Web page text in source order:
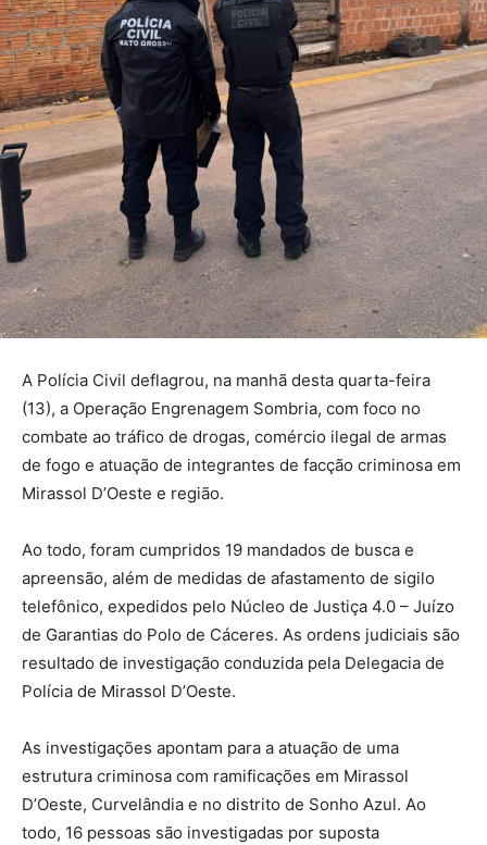
A Polícia Civil deflagrou, na manhã desta quarta-feira
(13), a Operação Engrenagem Sombria, com foco no
combate ao tráfico de drogas, comércio ilegal de armas
de fogo e atuação de integrantes de facção criminosa em
Mirassol D’Oeste e região.
Ao todo, foram cumpridos 19 mandados de busca e
apreensão, além de medidas de afastamento de sigilo
telefônico, expedidos pelo Núcleo de Justiça 4.0 – Juízo
de Garantias do Polo de Cáceres. As ordens judiciais são
resultado de investigação conduzida pela Delegacia de
Polícia de Mirassol D’Oeste.
As investigações apontam para a atuação de uma
estrutura criminosa com ramificações em Mirassol
D’Oeste, Curvelândia e no distrito de Sonho Azul. Ao
todo, 16 pessoas são investigadas por suposta